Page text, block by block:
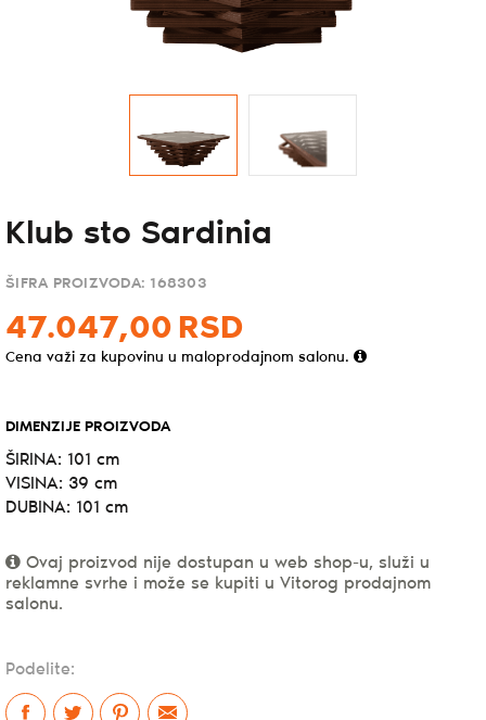
Klub sto Sardinia
ŠIFRA PROIZVODA: 168303
47.047,00 RSD
Cena važi za kupovinu u maloprodajnom salonu.
DIMENZIJE PROIZVODA
ŠIRINA: 101 cm
VISINA: 39 cm
DUBINA: 101 cm
Ovaj proizvod nije dostupan u web shop-u, služi u
reklamne svrhe i može se kupiti u Vitorog prodajnom
salonu.
Podelite: